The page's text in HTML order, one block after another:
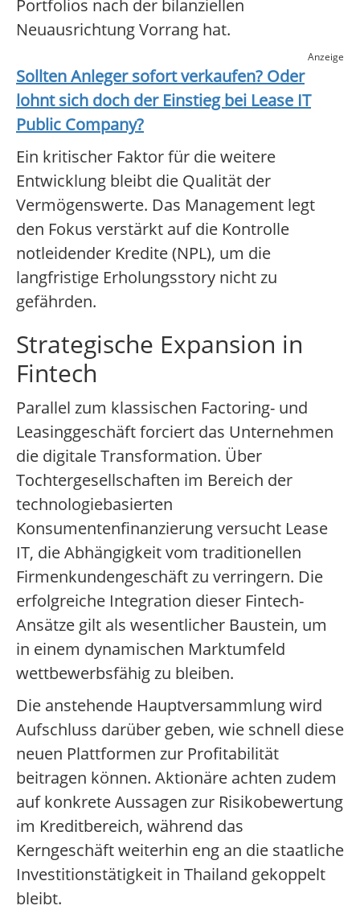
Portfolios nach der bilanziellen
Neuausrichtung Vorrang hat.
Anzeige
Sollten Anleger sofort verkaufen? Oder
lohnt sich doch der Einstieg bei Lease IT
Public Company?
Ein kritischer Faktor für die weitere
Entwicklung bleibt die Qualität der
Vermögenswerte. Das Management legt
den Fokus verstärkt auf die Kontrolle
notleidender Kredite (NPL), um die
langfristige Erholungsstory nicht zu
gefährden.
Strategische Expansion in
Fintech
Parallel zum klassischen Factoring- und
Leasinggeschäft forciert das Unternehmen
die digitale Transformation. Über
Tochtergesellschaften im Bereich der
technologiebasierten
Konsumentenfinanzierung versucht Lease
IT, die Abhängigkeit vom traditionellen
Firmenkundengeschäft zu verringern. Die
erfolgreiche Integration dieser Fintech-
Ansätze gilt als wesentlicher Baustein, um
in einem dynamischen Marktumfeld
wettbewerbsfähig zu bleiben.
Die anstehende Hauptversammlung wird
Aufschluss darüber geben, wie schnell diese
neuen Plattformen zur Profitabilität
beitragen können. Aktionäre achten zudem
auf konkrete Aussagen zur Risikobewertung
im Kreditbereich, während das
Kerngeschäft weiterhin eng an die staatliche
Investitionstätigkeit in Thailand gekoppelt
bleibt.